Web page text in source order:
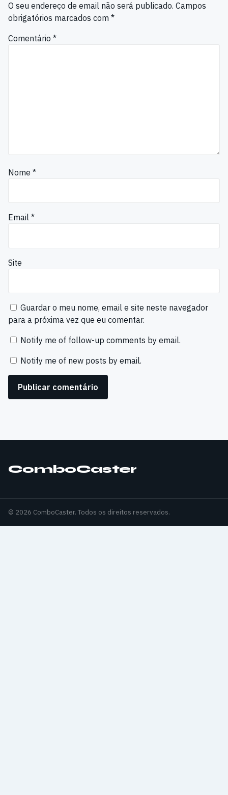
O seu endereço de email não será publicado. Campos
obrigatórios marcados com *
Comentário *
Nome *
Email *
Site
Guardar o meu nome, email e site neste navegador
para a próxima vez que eu comentar.
Notify me of follow-up comments by email.
Notify me of new posts by email.
ComboCaster
© 2026 ComboCaster. Todos os direitos reservados.